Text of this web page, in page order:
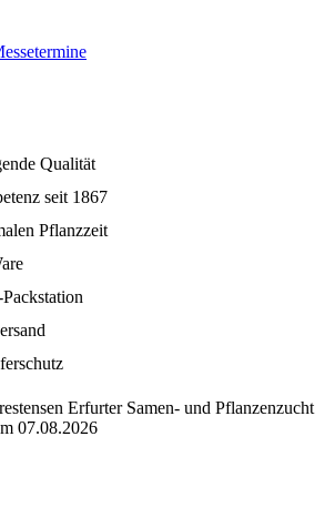
Qualität
seit 1867
Pflanzzeit
Erfurter Samen- und Pflanzenzucht
07.08.2026